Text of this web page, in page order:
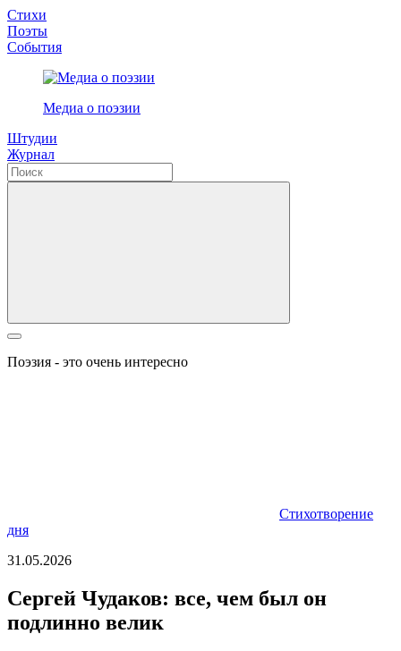
Стихи
Поэты
События
Медиа о поэзии
Штудии
Журнал
Поэзия - это очень интересно
Стихотворение
дня
31.05.2026
Сергей Чудаков: все, чем был он
подлинно велик